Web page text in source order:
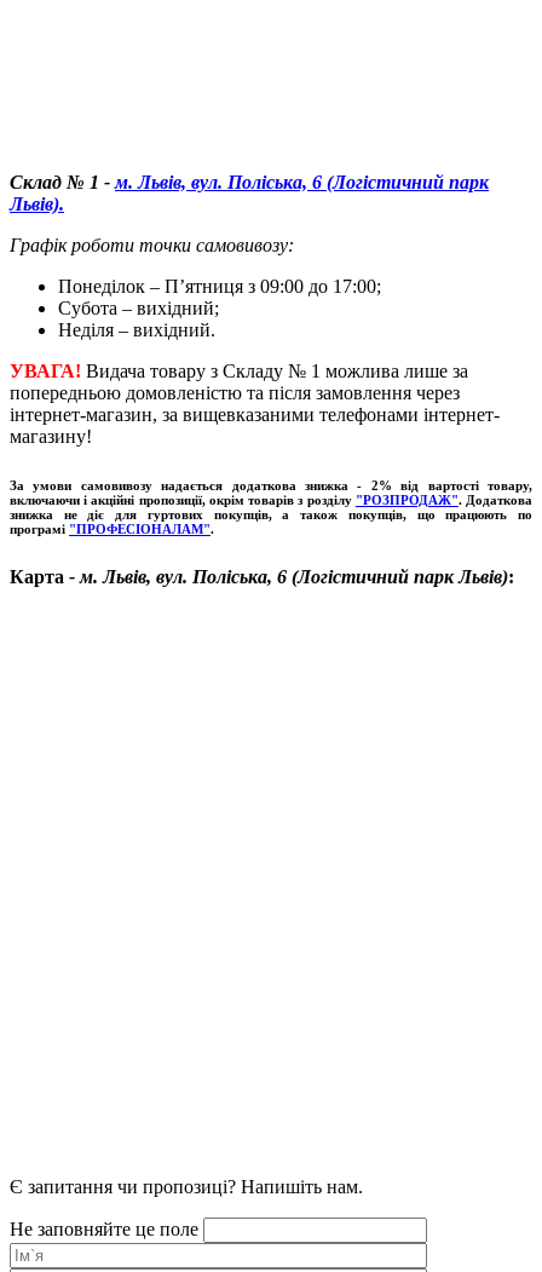
Склад № 1 -м. Львів, вул. Поліська, 6 (Логістичний парк
Львів).
Графік роботи точки самовивозу:
Понеділок – П’ятниця з 09:00 до 17:00;
Субота – вихідний;
Неділя – вихідний.
УВАГА! Видача товару з Складу № 1 можлива лише за
попередньою домовленістю та після замовлення через
інтернет-магазин, за вищевказаними телефонами інтернет-
магазину!
За умови самовивозу надається додаткова знижка - 2% від вартості товару,
включаючи і акційні пропозиції, окрім товарів з розділу "РОЗПРОДАЖ". Додаткова
знижка не діє для гуртових покупців, а також покупців, що працюють по
програмі "ПРОФЕСІОНАЛАМ".
Карта - м. Львів, вул. Поліська, 6 (Логістичний парк Львів):
Є запитання чи пропозиці? Напишіть нам.
Не заповняйте це поле